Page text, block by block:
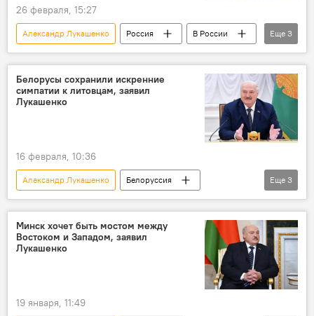
26 февраля, 15:27
Александр Лукашенко Россия
В России
Белоруссия
Владимир Путин
Еще 3
Белорусы сохранили искренние
симпатии к литовцам, заявил
Лукашенко
16 февраля, 10:36
Александр Лукашенко
Белоруссия
Литва
В мире
Политика
День восстановления Литовского государства
Еще 3
Минск хочет быть мостом между
Востоком и Западом, заявил
Лукашенко
19 января, 11:49